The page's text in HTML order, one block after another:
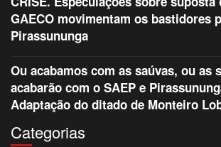
GAECO movimentam os bastidores
Pirassununga
Ou acabamos com as saúvas, ou as
acabarão com o SAEP e
Adaptação do ditado de Monteiro
Categorias